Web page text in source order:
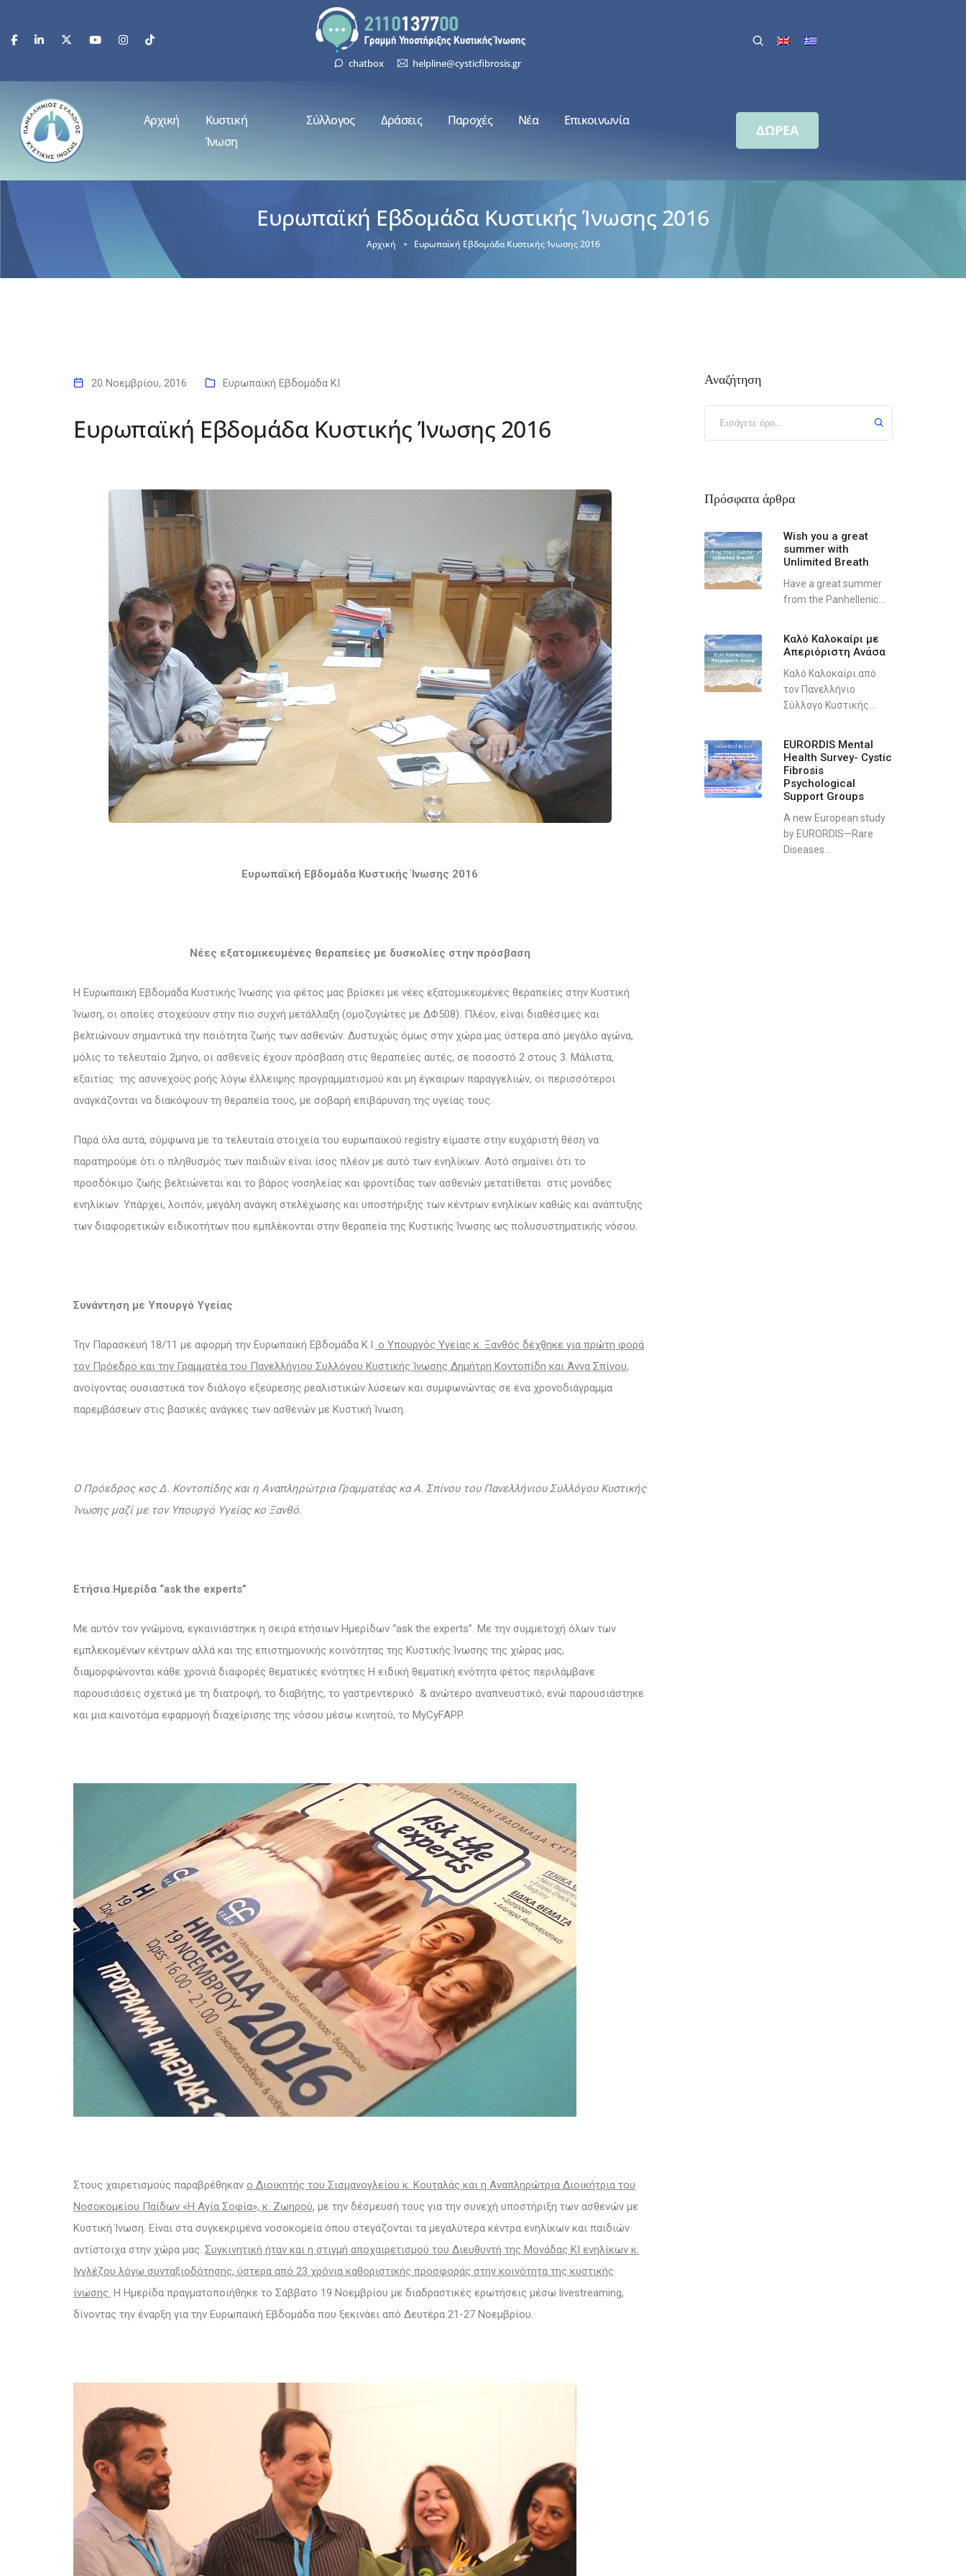
chatbox helpline@cysticfibrosis.gr
Αρχική
Κυστική
Ίνωση
Σύλλογος Δράσεις Παροχές Νέα Επικοινωνία
ΔΩΡΕΑ
Ευρωπαϊκή Εβδομάδα Κυστικής Ίνωσης 2016
Αρχική Ευρωπαϊκή Εβδομάδα Κυστικής Ίνωσης 2016
20 Νοεμβρίου, 2016 Ευρωπαϊκή Εβδομάδα ΚΙ
Ευρωπαϊκή Εβδομάδα Κυστικής Ίνωσης 2016
Ευρωπαϊκή Εβδομάδα Κυστικής Ίνωσης 2016
Νέες εξατομικευμένες θεραπείες με δυσκολίες στην πρόσβαση
Η Ευρωπαϊκή Εβδομάδα Κυστικής Ίνωσης για φέτος μας βρίσκει με νέες εξατομικευμένες θεραπείες στην Κυστική
Ίνωση, οι οποίες στοχεύουν στην πιο συχνή μετάλλαξη (ομοζυγώτες με ΔΦ508). Πλέον, είναι διαθέσιμες και
βελτιώνουν σημαντικά την ποιότητα ζωής των ασθενών. Δυστυχώς όμως στην χώρα μας ύστερα από μεγάλο αγώνα,
μόλις το τελευταίο 2μηνο, οι ασθενείς έχουν πρόσβαση στις θεραπείες αυτές, σε ποσοστό 2 στους 3. Μάλιστα,
εξαιτίας της ασυνεχούς ροής λόγω έλλειψης προγραμματισμού και μη έγκαιρων παραγγελιών, οι περισσότεροι
αναγκάζονται να διακόψουν τη θεραπεία τους, με σοβαρή επιβάρυνση της υγείας τους.
Παρά όλα αυτά, σύμφωνα με τα τελευταία στοιχεία του ευρωπαϊκού registry είμαστε στην ευχάριστή θέση να
παρατηρούμε ότι ο πληθυσμός των παιδιών είναι ίσος πλέον με αυτό των ενηλίκων. Αυτό σημαίνει ότι το
προσδόκιμο ζωής βελτιώνεται και το βάρος νοσηλείας και φροντίδας των ασθενών μετατίθεται στις μονάδες
ενηλίκων. Υπάρχει, λοιπόν, μεγάλη ανάγκη στελέχωσης και υποστήριξης των κέντρων ενηλίκων καθώς και ανάπτυξης
των διαφορετικών ειδικοτήτων που εμπλέκονται στην θεραπεία της Κυστικής Ίνωσης ως πολυσυστηματικής νόσου.
Συνάντηση με Υπουργό Υγείας
Την Παρασκευή 18/11 με αφορμή την Ευρωπαϊκή Εβδομάδα Κ.Ι. ο Υπουργός Υγείας κ. Ξανθός δέχθηκε για πρώτη φορά
τον Πρόεδρο και την Γραμματέα του Πανελλήνιου Συλλόγου Κυστικής Ίνωσης Δημήτρη Κοντοπίδη και Άννα Σπίνου,
ανοίγοντας ουσιαστικά τον διάλογο εξεύρεσης ρεαλιστικών λύσεων και συμφωνώντας σε ένα χρονοδιάγραμμα
παρεμβάσεων στις βασικές ανάγκες των ασθενών με Κυστική Ίνωση.
Ο Πρόεδρος κος Δ. Κοντοπίδης και η Αναπληρώτρια Γραμματέας κα Α. Σπίνου του Πανελλήνιου Συλλόγου Κυστικής
Ίνωσης μαζί με τον Υπουργό Υγείας κο Ξανθό.
Ετήσια Ημερίδα “ask the experts”
Με αυτόν τον γνώμονα, εγκαινιάστηκε η σειρά ετήσιων Ημερίδων “ask the experts”. Με την συμμετοχή όλων των
εμπλεκομένων κέντρων αλλά και της επιστημονικής κοινότητας της Κυστικής Ίνωσης της χώρας μας,
διαμορφώνονται κάθε χρονιά διαφορές θεματικές ενότητες Η ειδική θεματική ενότητα φέτος περιλάμβανε
παρουσιάσεις σχετικά με τη διατροφή, το διαβήτης, το γαστρεντερικό & ανώτερο αναπνευστικό, ενώ παρουσιάστηκε
και μια καινοτόμα εφαρμογή διαχείρισης της νόσου μέσω κινητού, το MyCyFAPP.
Στους χαιρετισμούς παραβρέθηκαν ο Διοικητής του Σισμανογλείου κ. Κουταλάς και η Αναπληρώτρια Διοικήτρια του
Νοσοκομείου Παίδων «Η Αγία Σοφία», κ. Ζωηρού, με την δέσμευσή τους για την συνεχή υποστήριξη των ασθενών με
Κυστική Ίνωση. Είναι στα συγκεκριμένα νοσοκομεία όπου στεγάζονται τα μεγαλύτερα κέντρα ενηλίκων και παιδιών
αντίστοιχα στην χώρα μας. Συγκινητική ήταν και η στιγμή αποχαιρετισμού του Διευθυντή της Μονάδας ΚΙ ενηλίκων κ.
Ιγγλέζου λόγω συνταξιοδότησης, ύστερα από 23 χρόνια καθοριστικής προσφοράς στην κοινότητα της κυστικής
ίνωσης. Η Ημερίδα πραγματοποιήθηκε το Σάββατο 19 Νοεμβρίου με διαδραστικές ερωτήσεις μέσω livestreaming,
δίνοντας την έναρξη για την Ευρωπαϊκή Εβδομάδα που ξεκινάει από Δευτέρα 21-27 Νοεμβρίου.
Αναζήτηση
Πρόσφατα άρθρα
Wish you a great
summer with
Unlimited Breath
Have a great summer
from the Panhellenic...
Καλό Καλοκαίρι με
Απεριόριστη Ανάσα
Καλό Καλοκαίρι από
τον Πανελλήνιο
Σύλλογο Κυστικής...
EURORDIS Mental
Health Survey- Cystic
Fibrosis
Psychological
Support Groups
A new European study
by EURORDIS—Rare
Diseases...